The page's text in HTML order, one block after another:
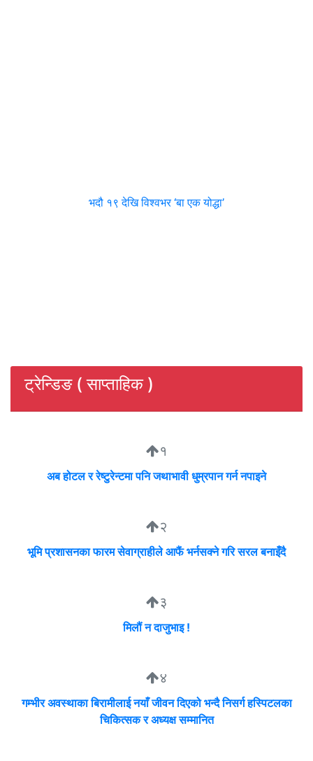
भदौ १९ देखि विश्वभर ‘बा एक योद्धा’
ट्रेन्डिङ ( साप्ताहिक )
१
अब होटल र रेष्टुरेन्टमा पनि जथाभावी धुम्रपान गर्न नपाइने
२
भूमि प्रशासनका फारम सेवाग्राहीले आफैं भर्नसक्ने गरि सरल बनाइँदै
३
मिलौं न दाजुभाइ !
४
गम्भीर अवस्थाका बिरामीलाई नयाँ जीवन दिएको भन्दै निसर्ग हस्पिटलका
चिकित्सक र अध्यक्ष सम्मानित